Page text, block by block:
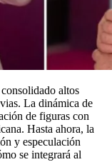
altos
La dinámica de
de figuras con
Hasta ahora, la
y especulación
se integrará al